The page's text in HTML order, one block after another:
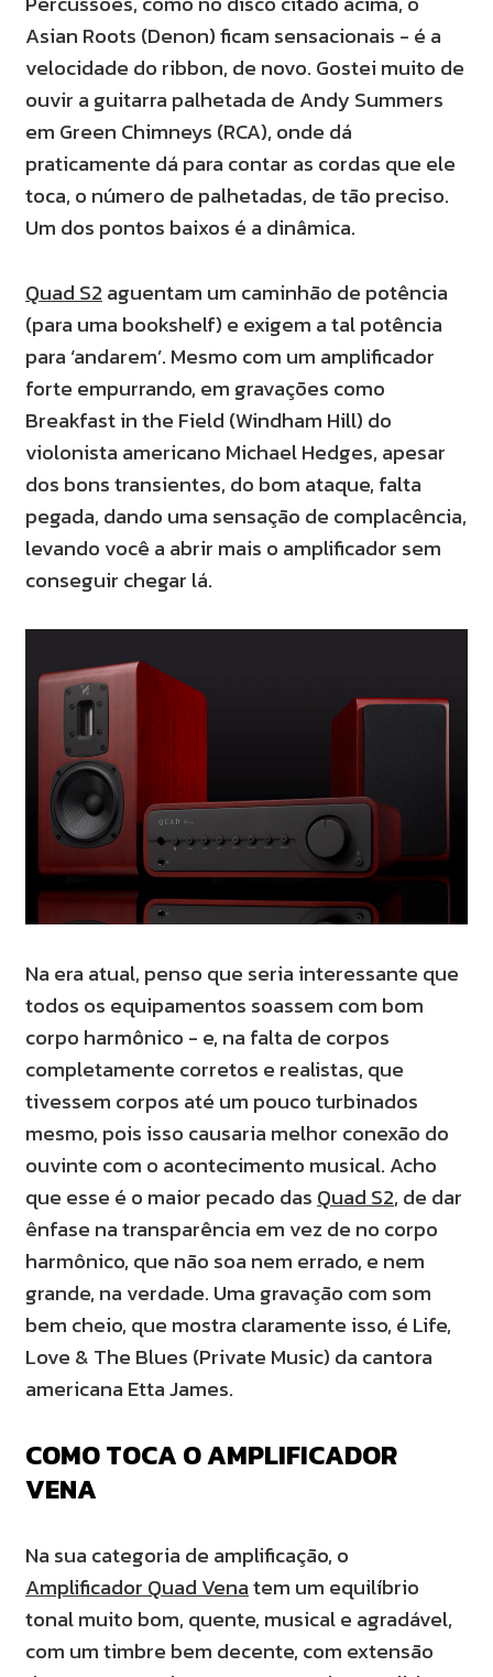
Asian Roots (Denon) ficam sensacionais - é a
velocidade do ribbon, de novo. Gostei muito de
ouvir a guitarra palhetada de Andy Summers
em Green Chimneys (RCA), onde dá
praticamente dá para contar as cordas que ele
toca, o número de palhetadas, de tão preciso.
Um dos pontos baixos é a dinâmica.
Quad S2 aguentam um caminhão de potência
(para uma bookshelf) e exigem a tal potência
para ‘andarem’. Mesmo com um amplificador
forte empurrando, em gravações como
Breakfast in the Field (Windham Hill) do
violonista americano Michael Hedges, apesar
dos bons transientes, do bom ataque, falta
pegada, dando uma sensação de complacência,
levando você a abrir mais o amplificador sem
conseguir chegar lá.
Na era atual, penso que seria interessante que
todos os equipamentos soassem com bom
corpo harmônico - e, na falta de corpos
completamente corretos e realistas, que
tivessem corpos até um pouco turbinados
mesmo, pois isso causaria melhor conexão do
ouvinte com o acontecimento musical. Acho
que esse é o maior pecado das Quad S2, de dar
ênfase na transparência em vez de no corpo
harmônico, que não soa nem errado, e nem
grande, na verdade. Uma gravação com som
bem cheio, que mostra claramente isso, é Life,
Love & The Blues (Private Music) da cantora
americana Etta James.
COMO TOCA O AMPLIFICADOR
VENA
Na sua categoria de amplificação, o
Amplificador Quad Venatem um equilíbrio
tonal muito bom, quente, musical e agradável,
com um timbre bem decente, com extensão